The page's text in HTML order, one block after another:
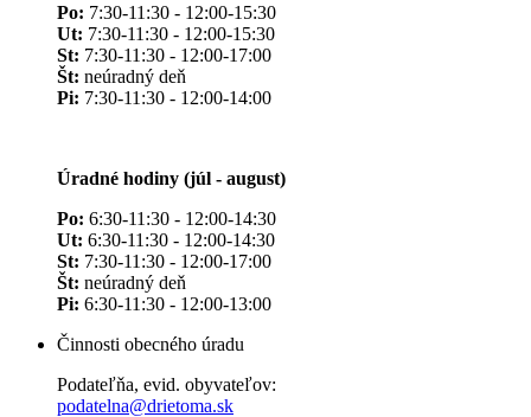
Po: 7:30-11:30 - 12:00-15:30
Ut: 7:30-11:30 - 12:00-15:30
St: 7:30-11:30 - 12:00-17:00
Št: neúradný deň
Pi: 7:30-11:30 - 12:00-14:00
Úradné hodiny (júl - august)
Po: 6:30-11:30 - 12:00-14:30
Ut: 6:30-11:30 - 12:00-14:30
St: 7:30-11:30 - 12:00-17:00
Št: neúradný deň
Pi: 6:30-11:30 - 12:00-13:00
Činnosti obecného úradu
Podateľňa, evid. obyvateľov:
podatelna@drietoma.sk